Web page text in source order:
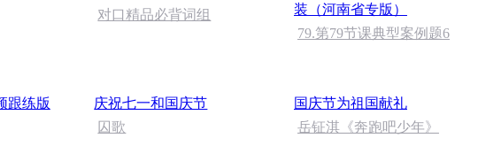
对口精品必背词组
装（河南省专版）
79.第79节课典型案例题6
跟练版
庆祝七一和国庆节
囚歌
国庆节为祖国献礼
岳钲淇《奔跑吧少年》